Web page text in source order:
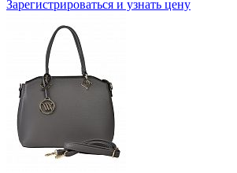
Зарегистрироваться и узнать цену